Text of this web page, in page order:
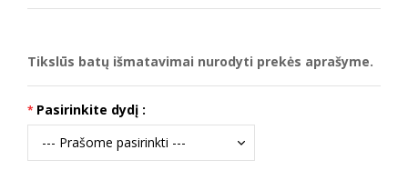
Tikslūs batų išmatavimai nurodyti prekės aprašyme.
Pasirinkite dydį :